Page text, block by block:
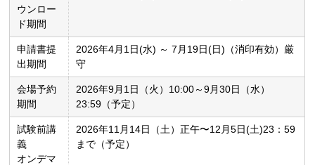
ウンロー
ド期間
申請書提
出期間
2026年4月1日(水) ～ 7月19日(日)（消印有効）厳
守
会場予約
期間
2026年9月1日（火）10:00～9月30日（水）
23:59（予定）
試験前講
義
オンデマ
2026年11月14日（土）正午〜12月5日(土)23：59
まで（予定）